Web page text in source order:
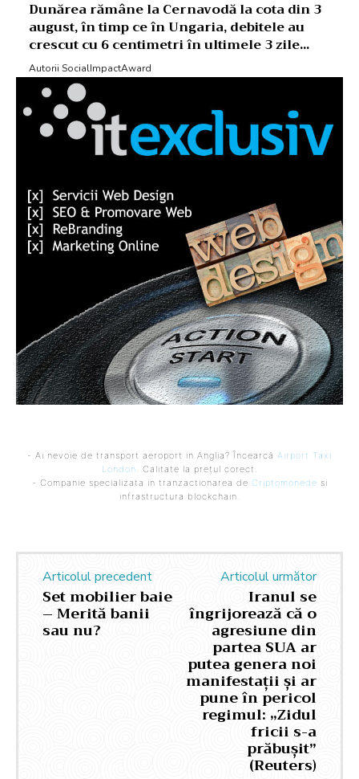
Dunărea rămâne la Cernavodă la cota din 3
august, în timp ce în Ungaria, debitele au
crescut cu 6 centimetri în ultimele 3 zile...
Autorii SocialImpactAward
- Ai nevoie de transport aeroport in Anglia? Încearcă Airport Taxi
London. Calitate la prețul corect.
- Companie specializata in tranzactionarea de Criptomonede si
infrastructura blockchain.
Articolul precedent
Set mobilier baie
– Merită banii
sau nu?
Articolul următor
Iranul se
îngrijorează că o
agresiune din
partea SUA ar
putea genera noi
manifestații și ar
pune în pericol
regimul: „Zidul
fricii s-a
prăbușit”
(Reuters)